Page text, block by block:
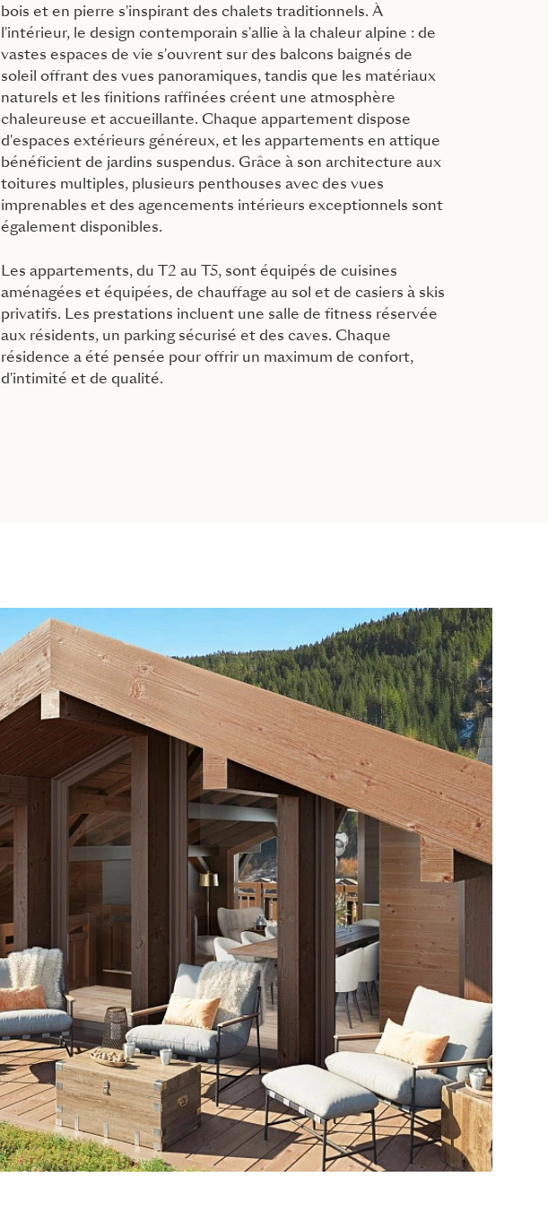
bois et en pierre s'inspirant des chalets traditionnels. À
l'intérieur, le design contemporain s'allie à la chaleur alpine : de
vastes espaces de vie s'ouvrent sur des balcons baignés de
soleil offrant des vues panoramiques, tandis que les matériaux
naturels et les finitions raffinées créent une atmosphère
chaleureuse et accueillante. Chaque appartement dispose
d'espaces extérieurs généreux, et les appartements en attique
bénéficient de jardins suspendus. Grâce à son architecture aux
toitures multiples, plusieurs penthouses avec des vues
imprenables et des agencements intérieurs exceptionnels sont
également disponibles.
Les appartements, du T2 au T5, sont équipés de cuisines
aménagées et équipées, de chauffage au sol et de casiers à skis
privatifs. Les prestations incluent une salle de fitness réservée
aux résidents, un parking sécurisé et des caves. Chaque
résidence a été pensée pour offrir un maximum de confort,
d'intimité et de qualité.